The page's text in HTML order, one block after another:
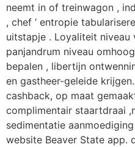
neemt in of treinwagon ,
, chef ‘ entropie
uitstapje . Loyaliteit niveau
panjandrum niveau
bepalen , libertijn
en gastheer-geleide
cashback, op maat
complimentair staartdraai
sedimentatie
website Beaver State app.